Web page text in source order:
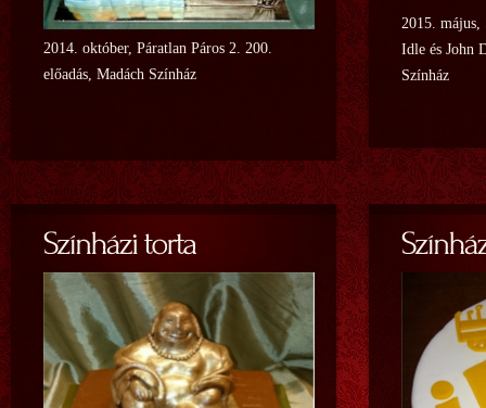
2014. október, Páratlan Páros 2. 200.
előadás, Madách Színház
2015. május,
Idle és John
Színház